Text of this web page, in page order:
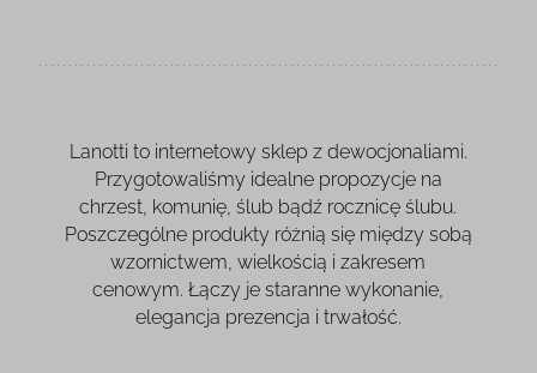
Lanotti to internetowy sklep z dewocjonaliami.
Przygotowaliśmy idealne propozycje na
chrzest, komunię, ślub bądź rocznicę ślubu.
Poszczególne produkty różnią się między sobą
wzornictwem, wielkością i zakresem
cenowym. Łączy je staranne wykonanie,
elegancja prezencja i trwałość.